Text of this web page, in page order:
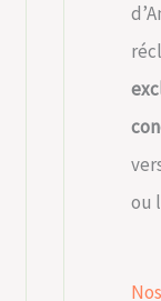
ou